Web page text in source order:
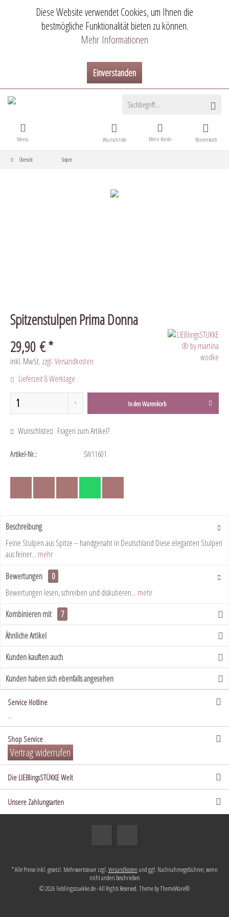
Diese Website verwendet Cookies, um Ihnen die
bestmögliche Funktionalität bieten zu können.
Mehr Informationen
Einverstanden
Warenkorb
Wunschliste Mein Konto
Menü
Übersicht Stulpen
Spitzenstulpen Prima Donna
29,90 € *
inkl. MwSt. zzgl. Versandkosten
Lieferzeit 8 Werktage
In denWarenkorb
Wunschliste Fragen zum Artikel?
Artikel-Nr.: SW11601
Beschreibung
Feine Stulpen aus Spitze – handgenäht in Deutschland Diese eleganten Stulpen
aus feiner... mehr
Bewertungen
0
Bewertungen lesen, schreiben und diskutieren... mehr
Kombinieren mit
7
Ähnliche Artikel
Kunden kauften auch
Kunden haben sich ebenfalls angesehen
Service Hotline
...
Shop Service
Vertrag widerrufen
Die LIEBlingsSTÜKKE Welt
Unsere Zahlungsarten
* Alle Preise inkl. gesetzl. Mehrwertsteuer zzgl.Versandkosten und ggf. Nachnahmegebühren, wenn
nicht anders beschrieben
© 2026 lieblingsstuekke.de - All Rights Reserved. Theme byThemeWare®